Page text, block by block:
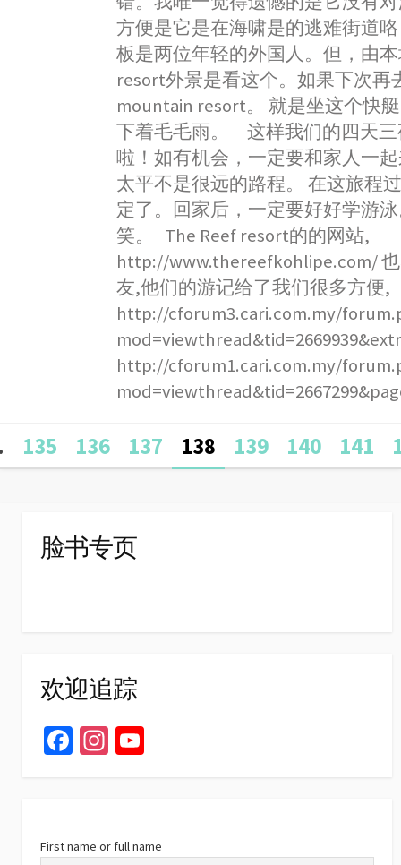
方便是它是在海啸是的逃难街道咯
板是两位年轻的外国人。但，由
resort外景是看这个。如果下次再
mountain resort。 就是坐这个快
下着毛毛雨。 这样我们的四天三
啦！如有机会，一定要和家人一
太平不是很远的路程。 在这旅程
定了。回家后，一定要好好学游
笑。 The Reef resort的的网站,
http://www.thereefkohlipe.com/
友,他们的游记给了我们很多方便,
http://cforum3.cari.com.my/
http://cforum1.cari.com.my/
Posts
135 136 137 138 139 140 141
脸书专页
欢迎追踪
Fa
o
In
m b
First name or full name